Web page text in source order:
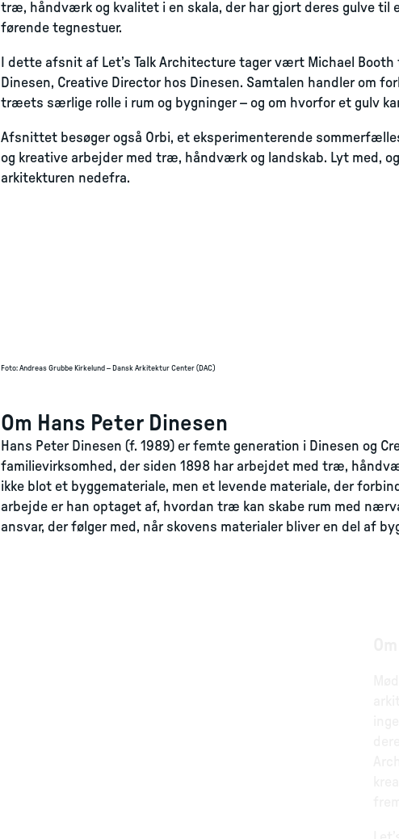
træ, håndværk og kvalitet i en skala, der har gjort deres gulve til
førende tegnestuer.
I dette afsnit af Let’s Talk Architecture tager vært Michael
Dinesen, Creative Director hos Dinesen. Samtalen handler om
træets særlige rolle i rum og bygninger – og om hvorfor et gulv
Afsnittet besøger også Orbi, et eksperimenterende
og kreative arbejder med træ, håndværk og landskab. Lyt med,
arkitekturen nedefra.
Foto: Andreas Grubbe Kirkelund – Dansk Arkitektur Center (DAC)
Om Hans Peter Dinesen
Hans Peter Dinesen (f. 1989) er femte generation i Dinesen og
familievirksomhed, der siden 1898 har arbejdet med træ,
ikke blot et byggemateriale, men et levende materiale, der
arbejde er han optaget af, hvordan træ kan skabe rum med
ansvar, der følger med, når skovens materialer bliver en del af